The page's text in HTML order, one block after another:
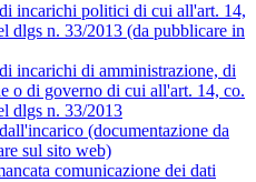
incarichi politici di cui all'art. 14,
dlgs n. 33/2013 (da pubblicare in
incarichi di amministrazione, di
o di governo di cui all'art. 14, co.
dlgs n. 33/2013
(documentazione da
sul sito web)
comunicazione dei dati